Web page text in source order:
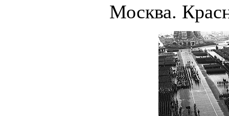
Москва.